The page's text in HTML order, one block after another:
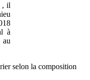
, il
à
selon la composition